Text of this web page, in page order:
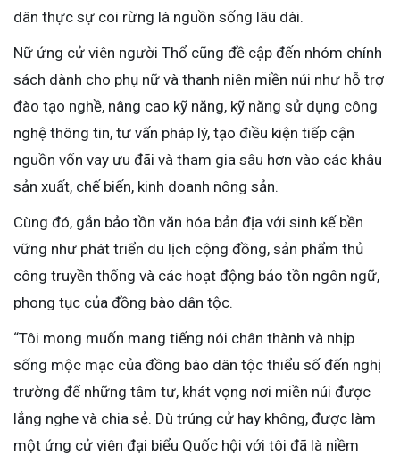
dân thực sự coi rừng là nguồn sống lâu dài.
Nữ ứng cử viên người Thổ cũng đề cập đến nhóm chính
sách dành cho phụ nữ và thanh niên miền núi như hỗ trợ
đào tạo nghề, nâng cao kỹ năng, kỹ năng sử dụng công
nghệ thông tin, tư vấn pháp lý, tạo điều kiện tiếp cận
nguồn vốn vay ưu đãi và tham gia sâu hơn vào các khâu
sản xuất, chế biến, kinh doanh nông sản.
Cùng đó, gắn bảo tồn văn hóa bản địa với sinh kế bền
vững như phát triển du lịch cộng đồng, sản phẩm thủ
công truyền thống và các hoạt động bảo tồn ngôn ngữ,
phong tục của đồng bào dân tộc.
“Tôi mong muốn mang tiếng nói chân thành và nhịp
sống mộc mạc của đồng bào dân tộc thiểu số đến nghị
trường để những tâm tư, khát vọng nơi miền núi được
lắng nghe và chia sẻ. Dù trúng cử hay không, được làm
một ứng cử viên đại biểu Quốc hội với tôi đã là niềm